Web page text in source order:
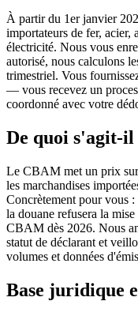
À partir du 1er janvier
importateurs de fer, acier,
électricité. Nous vous
autorisé, nous calculons
trimestriel. Vous
— vous recevez un
coordonné avec votre
De quoi s'agit-il
Le CBAM met un prix sur
les marchandises
Concrètement pour vous
la douane refusera la
CBAM dès 2026. Nous
statut de déclarant et
volumes et données
Base juridique